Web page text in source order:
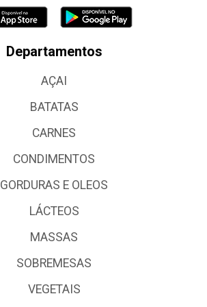
Departamentos
AÇAI
BATATAS
CARNES
CONDIMENTOS
GORDURAS E OLEOS
LÁCTEOS
MASSAS
SOBREMESAS
VEGETAIS